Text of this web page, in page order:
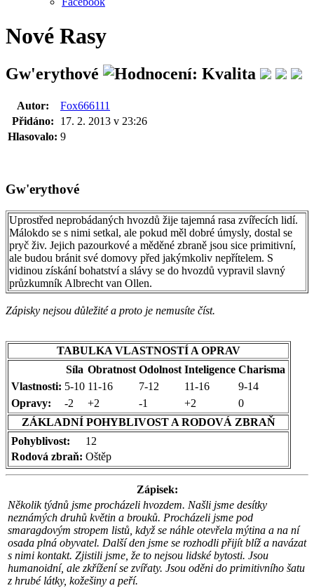
Nové Rasy
Gw'erythové
Autor:
Fox666111
Přidáno:
17. 2. 2013 v 23:26
Hlasovalo: 9
Gw'erythové
Uprostřed neprobádaných hvozdů žije tajemná rasa zvířecích lidí.
Málokdo se s nimi setkal, ale pokud měl dobré úmysly, dostal se
pryč živ. Jejich pazourkové a měděné zbraně jsou sice primitivní,
ale budou bránit své domovy před jakýmkoliv nepřítelem. S
vidinou získání bohatství a slávy se do hvozdů vypravil slavný
průzkumník Albrecht van Ollen.
Zápisky nejsou důležité a proto je nemusíte číst.
TABULKA VLASTNOSTÍ A OPRAV
Síla Obratnost Odolnost Inteligence Charisma
Vlastnosti: 5-10 11-16 7-12 11-16
9-14
Opravy:
-2 +2 -1 +2
0
ZÁKLADNÍ POHYBLIVOST A RODOVÁ ZBRAŇ
Pohyblivost:
12
Rodová zbraň: Oštěp
Zápisek:
Několik týdnů jsme procházeli hvozdem. Našli jsme desítky
neznámých druhů květin a brouků. Procházeli jsme pod
smaragdovým stropem listů, když se náhle otevřela mýtina a na ní
osada plná obyvatel. Další den jsme se rozhodli přijít blíž a navázat
s nimi kontakt. Zjistili jsme, že to nejsou lidské bytosti. Jsou
humanoidní, ale zkřížení se zvířaty. Jsou oděni do primitivního šatu
z hrubé látky, kožešiny a peří.